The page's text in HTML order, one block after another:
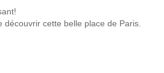
découvrir cette belle place de Paris.